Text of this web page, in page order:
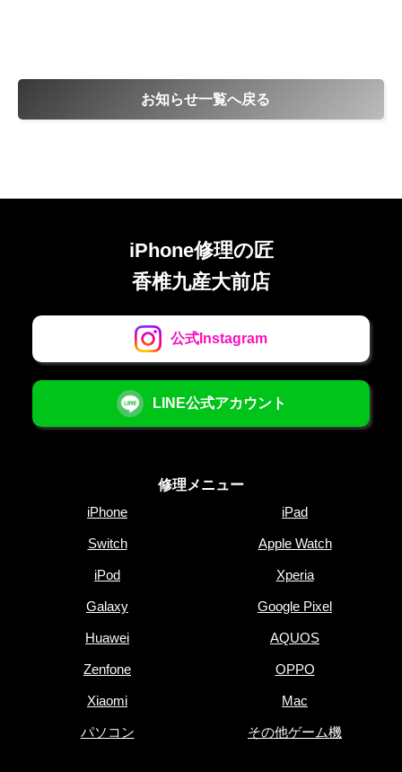
お知らせ一覧へ戻る
iPhone修理の匠
香椎九産大前店
公式Instagram
LINE公式アカウント
修理メニュー
iPhone
iPad
Switch Apple Watch
iPod Xperia
Galaxy Google Pixel
Huawei AQUOS
Zenfone OPPO
Xiaomi Mac
パソコン その他ゲーム機